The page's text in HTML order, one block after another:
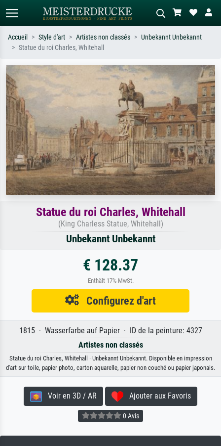
Recherchez par artiste, titre ou style –
impressionnisme, vague de Hokusai,
Décrivez la scène – ex. prairie verte,
abstrait avec beaucoup de rouge,
tableau sombre, nu debout près d'un
arbre.
Accueil Style d'art Artistes non classés
Unbekannt Unbekannt
Statue du roi Charles, Whitehall
Statue du roi Charles, Whitehall
(King Charless Statue, Whitehall)
Unbekannt Unbekannt
€ 128.37
Enthält 17% MwSt.
Configurez d'art
1815 · Wasserfarbe auf Papier · ID de la peinture: 4327
Artistes non classés
Statue du roi Charles, Whitehall · Unbekannt Unbekannt. Disponible en impression
d'art sur toile, papier photo, carton aquarelle, papier non couché ou papier japonais.
Voir en 3D / AR Ajouter aux Favoris
0 Avis